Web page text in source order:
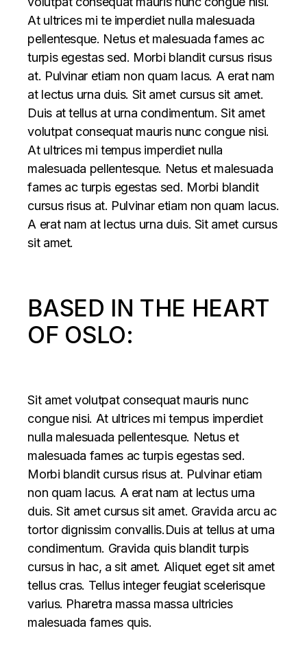
At ultrices mi te imperdiet nulla malesuada
pellentesque. Netus et malesuada fames ac
turpis egestas sed. Morbi blandit cursus risus
at. Pulvinar etiam non quam lacus. A erat nam
at lectus urna duis. Sit amet cursus sit amet.
Duis at tellus at urna condimentum. Sit amet
volutpat consequat mauris nunc congue nisi.
At ultrices mi tempus imperdiet nulla
malesuada pellentesque. Netus et malesuada
fames ac turpis egestas sed. Morbi blandit
cursus risus at. Pulvinar etiam non quam lacus.
A erat nam at lectus urna duis. Sit amet cursus
sit amet.
BASED IN THE HEART
OF OSLO:
Sit amet volutpat consequat mauris nunc
congue nisi. At ultrices mi tempus imperdiet
nulla malesuada pellentesque. Netus et
malesuada fames ac turpis egestas sed.
Morbi blandit cursus risus at. Pulvinar etiam
non quam lacus. A erat nam at lectus urna
duis. Sit amet cursus sit amet. Gravida arcu ac
tortor dignissim convallis.Duis at tellus at urna
condimentum. Gravida quis blandit turpis
cursus in hac, a sit amet. Aliquet eget sit amet
tellus cras. Tellus integer feugiat scelerisque
varius. Pharetra massa massa ultricies
malesuada fames quis.